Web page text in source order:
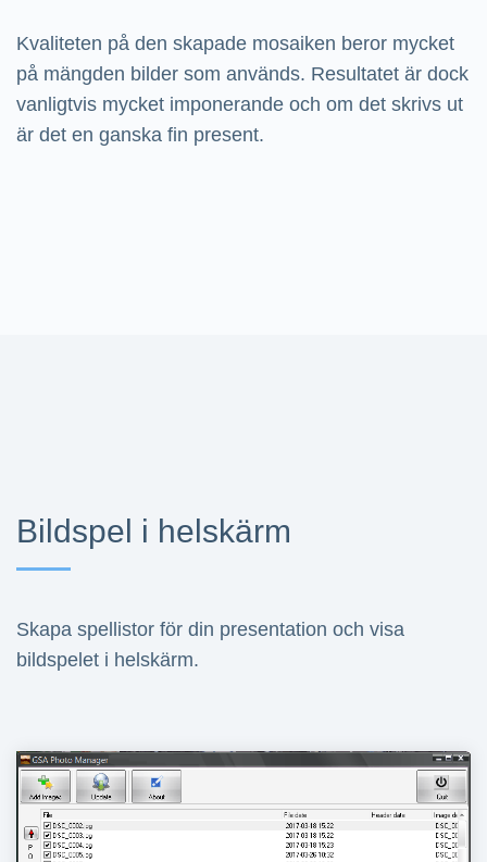
Kvaliteten på den skapade mosaiken beror mycket
på mängden bilder som används. Resultatet är dock
vanligtvis mycket imponerande och om det skrivs ut
är det en ganska fin present.
Bildspel i helskärm
Skapa spellistor för din presentation och visa
bildspelet i helskärm.